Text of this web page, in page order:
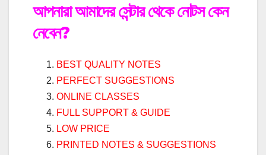
আপনারা আমাদের সেন্টার থেকে নোটস কেন
নেবেন?
BEST QUALITY NOTES
PERFECT SUGGESTIONS
ONLINE CLASSES
FULL SUPPORT & GUIDE
LOW PRICE
PRINTED NOTES & SUGGESTIONS